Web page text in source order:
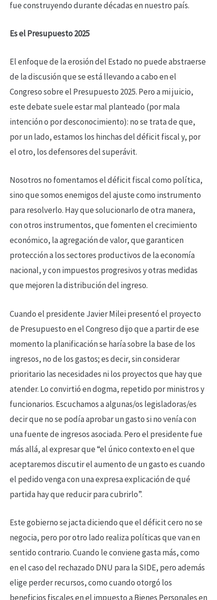
fue construyendo durante décadas en nuestro país.
Es el Presupuesto 2025
El enfoque de la erosión del Estado no puede abstraerse
de la discusión que se está llevando a cabo en el
Congreso sobre el Presupuesto 2025. Pero a mi juicio,
este debate suele estar mal planteado (por mala
intención o por desconocimiento): no se trata de que,
por un lado, estamos los hinchas del déficit fiscal y, por
el otro, los defensores del superávit.
Nosotros no fomentamos el déficit fiscal como política,
sino que somos enemigos del ajuste como instrumento
para resolverlo. Hay que solucionarlo de otra manera,
con otros instrumentos, que fomenten el crecimiento
económico, la agregación de valor, que garanticen
protección a los sectores productivos de la economía
nacional, y con impuestos progresivos y otras medidas
que mejoren la distribución del ingreso.
Cuando el presidente Javier Milei presentó el proyecto
de Presupuesto en el Congreso dijo que a partir de ese
momento la planificación se haría sobre la base de los
ingresos, no de los gastos; es decir, sin considerar
prioritario las necesidades ni los proyectos que hay que
atender. Lo convirtió en dogma, repetido por ministros y
funcionarios. Escuchamos a algunas/os legisladoras/es
decir que no se podía aprobar un gasto si no venía con
una fuente de ingresos asociada. Pero el presidente fue
más allá, al expresar que “el único contexto en el que
aceptaremos discutir el aumento de un gasto es cuando
el pedido venga con una expresa explicación de qué
partida hay que reducir para cubrirlo”.
Este gobierno se jacta diciendo que el déficit cero no se
negocia, pero por otro lado realiza políticas que van en
sentido contrario. Cuando le conviene gasta más, como
en el caso del rechazado DNU para la SIDE, pero además
elige perder recursos, como cuando otorgó los
beneficios fiscales en el impuesto a Bienes Personales en